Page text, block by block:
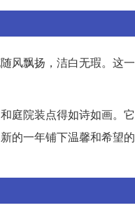
风飘扬，洁白无瑕。这
庭院装点得如诗如画。
的一年铺下温馨和希望